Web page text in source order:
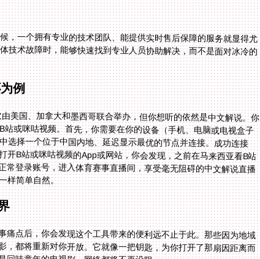
，一个拥有专业的技术团队、能提供实时售后保障的服务就显得尤
技术故障时，能够快速找到专业人员协助解决，而不是面对冰冷的
例
美国、加拿大和墨西哥联合举办，但你想听的依然是中文解说。你
站或咪咕视频。首先，你需要在你的设备（手机、电脑或电视盒子
选择一个位于中国内地、延迟显示最优的节点并连接。成功连接
开B站或咪咕视频的App或网站，你会发现，之前在马来西亚看B站
常登录账号，进入体育赛事直播间，享受毫无阻碍的中文解说直播
样简单自然。
点后，你会发现这个工具带来的便利远不止于此。那些因为地域
都将重新对你开放。它就像一把钥匙，为你打开了那扇因距离而